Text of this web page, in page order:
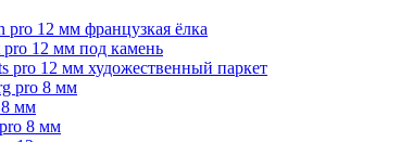
pro 12 мм французкая ёлка
pro 12 мм под камень
pro 12 мм художественный паркет
pro 8 мм
8 мм
8 мм